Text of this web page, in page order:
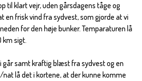
til klart vejr, uden gårsdagens tåge og
en frisk vind fra sydvest, som gjorde at vi
for den høje bunker. Temparaturen lå
km sigt.
går samt kraftig blæst fra sydvest og en
lå det i kortene, at der kunne komme